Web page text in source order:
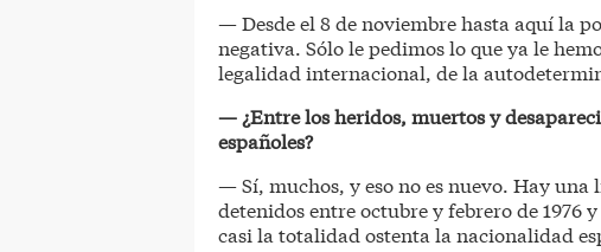
— Desde el 8 de noviembre hasta aquí la
negativa. Sólo le pedimos lo que ya le
legalidad internacional, de la
— ¿Entre los heridos, muertos y
españoles?
— Sí, muchos, y eso no es nuevo. Hay una
detenidos entre octubre y febrero de 1976
casi la totalidad ostenta la nacionalidad